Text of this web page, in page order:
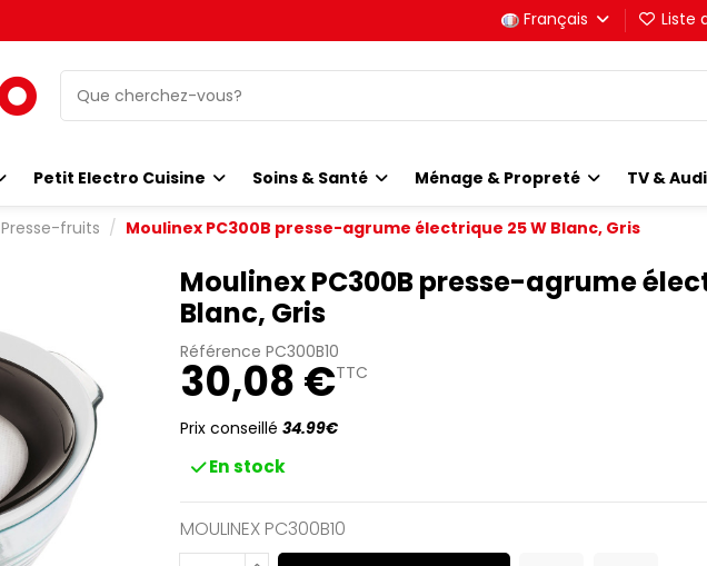
Français Liste
Petit Electro Cuisine Soins & Santé Ménage & Propreté TV &
Presse-fruits Moulinex PC300B presse-agrume électrique 25 W Blanc, Gris
Moulinex PC300B presse-agrume
Blanc, Gris
Référence PC300B10
30,08 €TTC
Prix conseillé 34.99€
En stock
MOULINEX PC300B10